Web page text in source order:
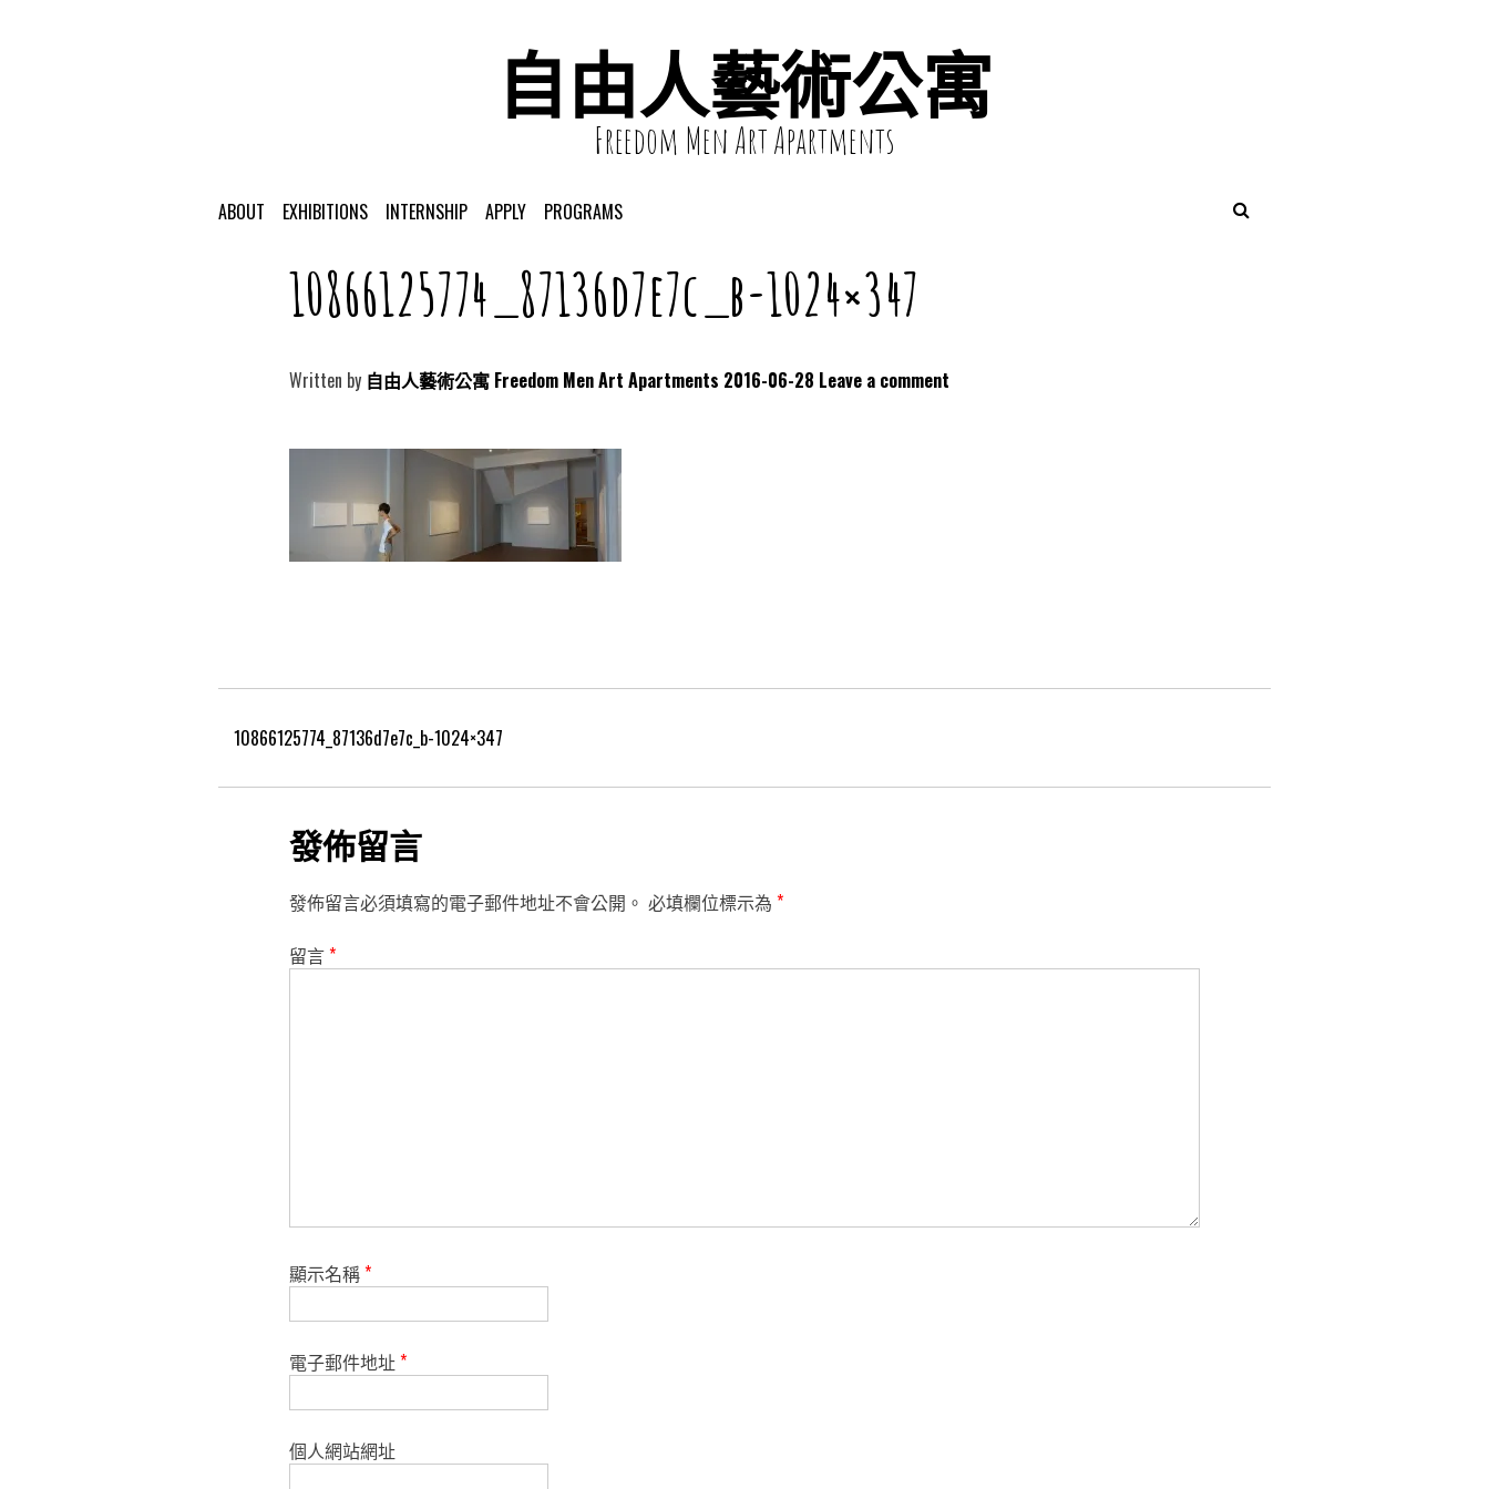
自由人藝術公寓
Freedom Men Art Apartments
ABOUT EXHIBITIONS INTERNSHIP APPLY PROGRAMS
10866125774_87136d7e7c_b-1024×347
Written by 自由人藝術公寓 Freedom Men Art Apartments 2016-06-28 Leave a comment
10866125774_87136d7e7c_b-1024×347
發佈留言
發佈留言必須填寫的電子郵件地址不會公開。 必填欄位標示為 *
留言*
顯示名稱*
電子郵件地址*
個人網站網址